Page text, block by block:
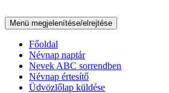
Menü megjelenítése/elrejtése
Főoldal
Névnap naptár
Nevek ABC sorrendben
Névnap értesítő
Üdvözlőlap küldése